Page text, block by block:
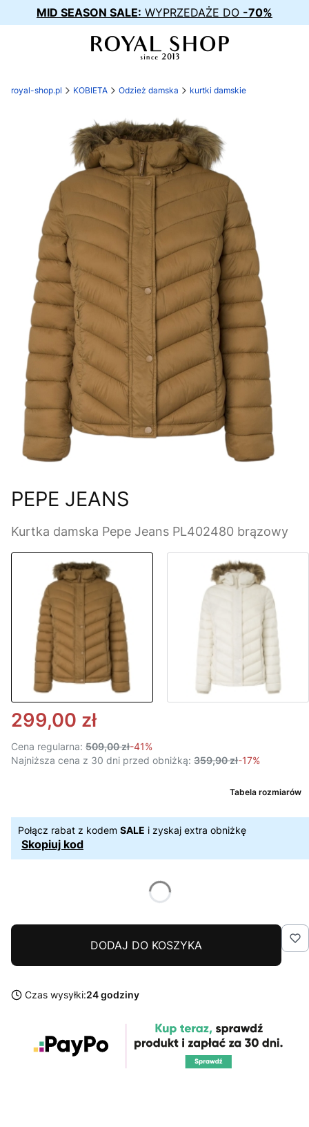
MID SEASON SALE: WYPRZEDAŻE DO -70%
royal-shop.pl KOBIETA Odzież damska kurtki damskie
PEPE JEANS
Kurtka damska Pepe Jeans PL402480 brązowy
299,00 zł
Cena regularna: 509,00 zł-41%
Najniższa cena z 30 dni przed obniżką: 359,90 zł-17%
Tabela rozmiarów
Połącz rabat z kodem SALE i zyskaj extra obniżkę
Skopiuj kod
DODAJ DO KOSZYKA
Czas wysyłki:24 godziny